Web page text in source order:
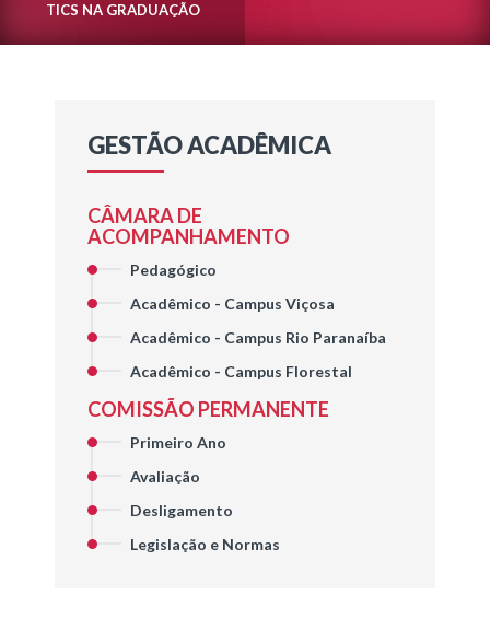
TICS NA GRADUAÇÃO
GESTÃO ACADÊMICA
CÂMARA DE
ACOMPANHAMENTO
Pedagógico
Acadêmico - Campus Viçosa
Acadêmico - Campus Rio Paranaíba
Acadêmico - Campus Florestal
COMISSÃO PERMANENTE
Primeiro Ano
Avaliação
Desligamento
Legislação e Normas